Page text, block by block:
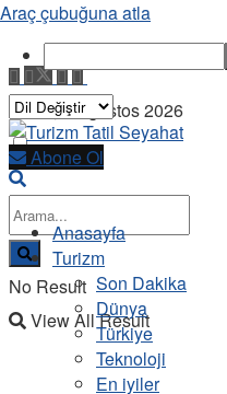
Pazar, 9 Ağustos 2026
No Result
View All Result
Abone Ol
Anasayfa
Turizm
Son Dakika
Dünya
Türkiye
Teknoloji
En iyiler
Araç çubuğuna atla